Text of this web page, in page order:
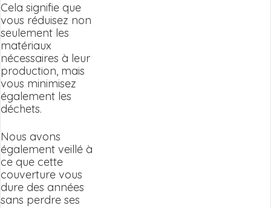
Cela signifie que
vous réduisez non
seulement les
matériaux
nécessaires à leur
production, mais
vous minimisez
également les
déchets.
Nous avons
également veillé à
ce que cette
couverture vous
dure des années
sans perdre ses